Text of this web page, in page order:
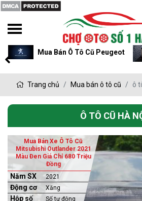
Mua Bán Ô Tô Cũ Peugeot
Trang chủ Mua bán ô tô cũ ô
Ô TÔ CŨ HÀ
Mua Bán Xe Ô Tô Cũ
Mitsubishi Outlander 2021
Màu Đen Giá Chỉ 680 Triệu
Đồng
Năm SX 2021
Động cơ Xăng
Hộp số Số tự động